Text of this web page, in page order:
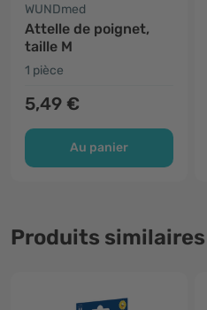
WUNDmed
Attelle de poignet,
taille M
1 pièce
5,49 €
Au panier
Produits similaires